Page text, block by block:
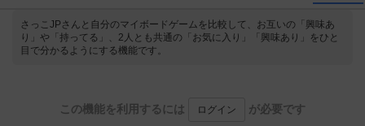
さっこJPさんと自分のマイボードゲームを比較して、お互いの「興味あ
り」や「持ってる」、2人とも共通の「お気に入り」「興味あり」をひと
目で分かるようにする機能です。
この機能を利用するには ログイン が必要です